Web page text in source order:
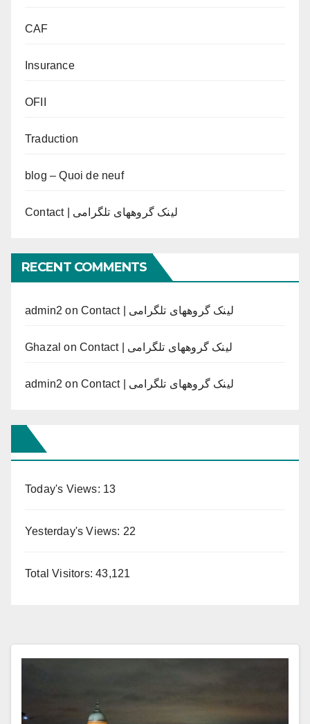
CAF
Insurance
OFII
Traduction
blog – Quoi de neuf
Contact | لینک گروههای تلگرامی
RECENT COMMENTS
admin2 on Contact | لینک گروههای تلگرامی
Ghazal on Contact | لینک گروههای تلگرامی
admin2 on Contact | لینک گروههای تلگرامی
Today's Views: 13
Yesterday's Views: 22
Total Visitors:43,121